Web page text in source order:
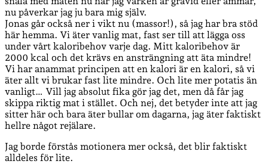
nu påverkar jag ju bara mig själv.
Jonas går också ner i vikt nu (massor!), så jag har bra stöd
här hemma. Vi äter vanlig mat, fast ser till att lägga oss
under vårt kaloribehov varje dag. Mitt kaloribehov är
2000 kcal och det krävs en ansträngning att äta mindre!
Vi har anammat principen att en kalori är en kalori, så vi
äter allt vi brukar fast lite mindre. Och lite mer potatis än
vanligt… Vill jag absolut fika gör jag det, men då får jag
skippa riktig mat i stället. Och nej, det betyder inte att jag
sitter här och bara äter bullar om dagarna, jag äter faktiskt
hellre något rejälare.
Jag borde förstås motionera mer också, det blir faktiskt
alldeles för lite.